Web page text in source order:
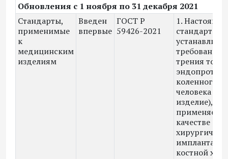
Обновления с 1 ноября по 31 декабря 2021
Стандарты,
применимые
к
медицинским
изделиям
Введен
впервые
ГОСТ Р
59426-2021
1.
стандарт
требования
трения
коленного
человека
изделие),
качестве
костной